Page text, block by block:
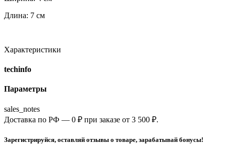
Длина: 7 см
Характеристики
techinfo
Параметры
sales_notes
Доставка по РФ — 0 ₽ при заказе от 3 500 ₽.
Зарегистрируйся, оставляй отзывы о товаре, зарабатывай бонусы!